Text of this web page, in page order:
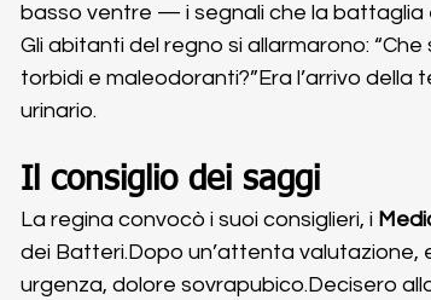
basso ventre — i segnali che la battaglia
Gli abitanti del regno si allarmarono:
torbidi e maleodoranti?”Era l’arrivo della
urinario.
Il consiglio dei saggi
La regina convocò i suoi consiglieri, i
dei Batteri.Dopo un’attenta valutazione,
urgenza, dolore sovrapubico.Decisero